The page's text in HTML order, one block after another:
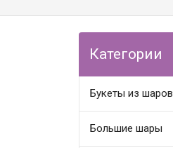
Категории
Букеты из шаров
Большие шары